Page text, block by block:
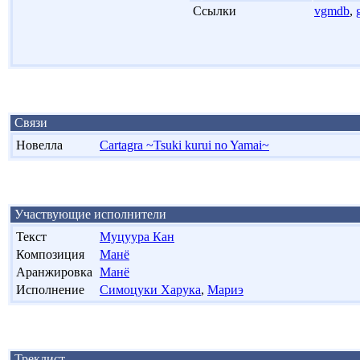
Ссылки vgmdb,
Связи
Новелла
Cartagra ~Tsuki kurui no Yamai~
Участвующие исполнители
Текст
Муцуура Кан
Композиция
Манё
Аранжировка Манё
Исполнение
Симоцуки Харука, Мариэ